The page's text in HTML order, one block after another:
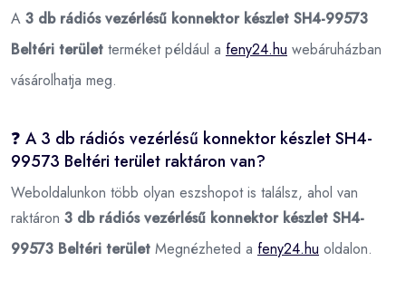
A 3 db rádiós vezérlésű konnektor készlet SH4-99573
Beltéri terület terméket például a feny24.hu webáruházban
vásárolhatja meg.
❓ A 3 db rádiós vezérlésű konnektor készlet SH4-
99573 Beltéri terület raktáron van?
Weboldalunkon több olyan eszshopot is találsz, ahol van
raktáron 3 db rádiós vezérlésű konnektor készlet SH4-
99573 Beltéri terület Megnézheted a feny24.hu oldalon.